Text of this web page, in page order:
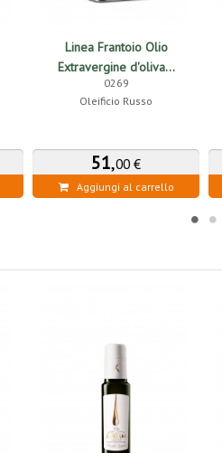
Linea Frantoio Olio
Extravergine d'oliva...
0269
Oleificio Russo
51,00 €
Aggiungi al carrello